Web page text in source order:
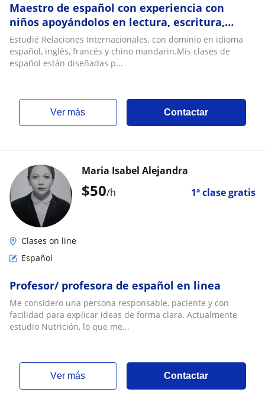
Maestro de español con experiencia con
niños apoyándolos en lectura, escritura,
comprensión y expresión oral de manera
dinámica
Estudié Relaciones Internacionales, con dominio en idioma
español, inglés, francés y chino mandarin.Mis clases de
español están diseñadas p...
ver más Contactar
$50/h 1ª clase gratis
Maria Isabel Alejandra
Clases on line
Español
Profesor/ profesora de español en linea
Me considero una persona responsable, paciente y con
facilidad para explicar ideas de forma clara. Actualmente
estudio Nutrición, lo que me...
ver más Contactar